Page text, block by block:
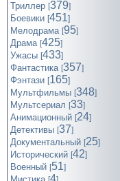
Триллер [379]
Боевики [451]
Мелодрама [95]
Драма [425]
Ужасы [433]
Фантастика [357]
Фэнтази [165]
Мультфильмы [348]
Мультсериал [33]
Анимационный [24]
Детективы [37]
Документальный [25]
Исторический [42]
Военный [51]
4